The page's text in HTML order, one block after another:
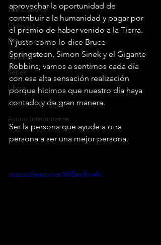
Talk Crafting
Clubcast
Descargables
Quicks!
Series
Libros
Podcast Favorites
Ayuno Intermitente
aprovechar la oportunidad de
contribuir a la humanidad y pagar por
el premio de haber venido a la Tierra.
Y justo como lo dice Bruce
Springsteen, Simon Sinek y el Gigante
Robbins, vamos a sentirnos cada día
con esa alta sensación realización
porque hicimos que nuestro día haya
contado y de gran manera.
Ser la persona que ayude a otra
persona a ser una mejor persona.
https://youtu.be/V8TanjXov4s